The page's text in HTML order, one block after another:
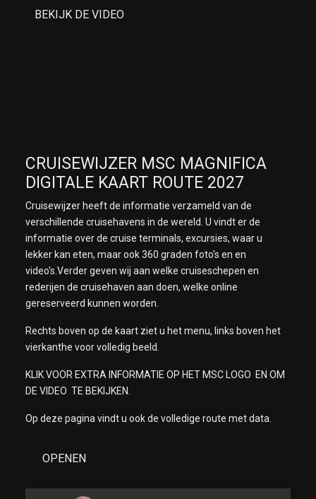
BEKIJK DE VIDEO
CRUISEWIJZER MSC MAGNIFICA
DIGITALE KAART ROUTE 2027
Cruisewijzer heeft de informatie verzameld van de
verschillende cruisehavens in de wereld. U vindt er de
informatie over de cruise terminals, excursies, waar u
lekker kan eten, maar ook 360 graden foto's en en
video's.Verder geven wij aan welke cruiseschepen en
rederijen de cruisehaven aan doen, welke online
gereserveerd kunnen worden.
Rechts boven op de kaart ziet u het menu, links boven het
vierkanthe voor volledig beeld.
KLIK VOOR EXTRA INFORMATIE OP HET MSC LOGO EN OM
DE VIDEO TE BEKIJKEN.
Op deze pagina vindt u ook de volledige route met data.
OPENEN